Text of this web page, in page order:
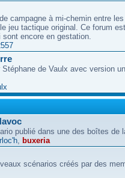
campagne à mi-chemin entre
jeu tactique original. Ce forum
sont encore en gestation.
de Vaulx avec version
publié dans une des boîtes de
, buxeria
scénarios créés par des